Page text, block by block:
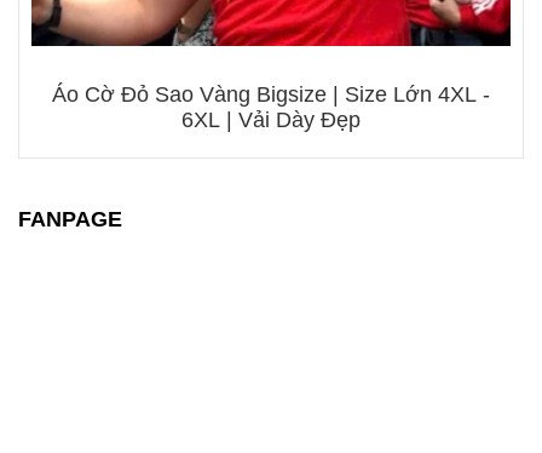
Áo Cờ Đỏ Sao Vàng Bigsize | Size Lớn 4XL -
6XL | Vải Dày Đẹp
FANPAGE